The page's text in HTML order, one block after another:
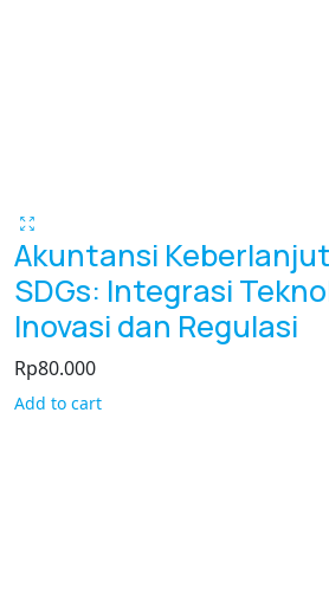
Akuntansi
SDGs: Integrasi
Inovasi dan Regulasi
Rp80.000
Add to cart